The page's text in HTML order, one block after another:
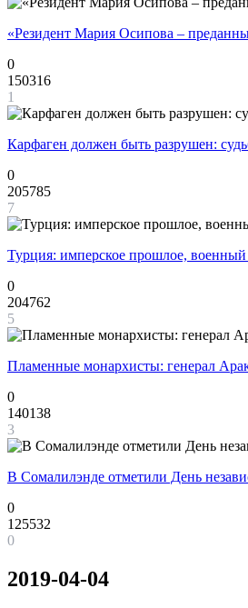
«Резидент Мария Осипова –
0
150316
1
Карфаген должен быть разрушен:
0
205785
7
Турция: имперское прошлое,
0
204762
5
Пламенные монархисты: генерал
0
140138
3
В Сомалилэнде отметили День
0
125532
0
2019-04-04